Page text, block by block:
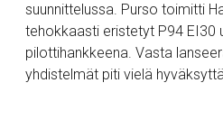
suunnittelussa. Purso toimitti
tehokkaasti eristetyt P94 EI30
pilottihankkeena. Vasta
yhdistelmät piti vielä